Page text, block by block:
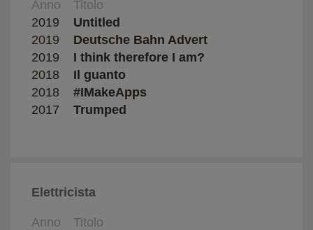
Anno Titolo
2019
Untitled
2019
Deutsche Bahn Advert
2019
I think therefore I am?
2018
Il guanto
2018
#IMakeApps
2017
Trumped
Elettricista
Anno Titolo